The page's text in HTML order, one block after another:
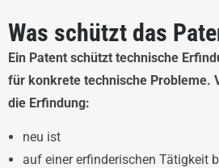
Was schützt das
Ein Patent schützt technische
für konkrete technische Probleme.
die Erfindung:
neu ist
auf einer erfinderischen Tätigkeit